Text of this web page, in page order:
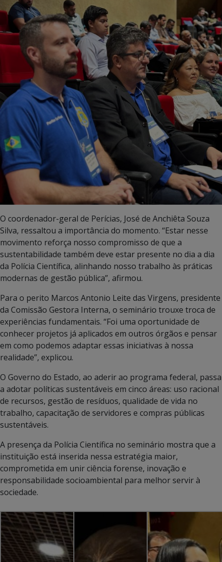
O coordenador-geral de Perícias, José de Anchiêta Souza
Silva, ressaltou a importância do momento. “Estar nesse
movimento reforça nosso compromisso de que a
sustentabilidade também deve estar presente no dia a dia
da Polícia Científica, alinhando nosso trabalho às práticas
modernas de gestão pública”, afirmou.
Para o perito Marcos Antonio Leite das Virgens, presidente
da Comissão Gestora Interna, o seminário trouxe troca de
experiências fundamentais. “Foi uma oportunidade de
conhecer projetos já aplicados em outros órgãos e pensar
em como podemos adaptar essas iniciativas à nossa
realidade”, explicou.
O Governo do Estado, ao aderir ao programa federal, passa
a adotar políticas sustentáveis em cinco áreas: uso racional
de recursos, gestão de resíduos, qualidade de vida no
trabalho, capacitação de servidores e compras públicas
sustentáveis.
A presença da Polícia Científica no seminário mostra que a
instituição está inserida nessa estratégia maior,
comprometida em unir ciência forense, inovação e
responsabilidade socioambiental para melhor servir à
sociedade.